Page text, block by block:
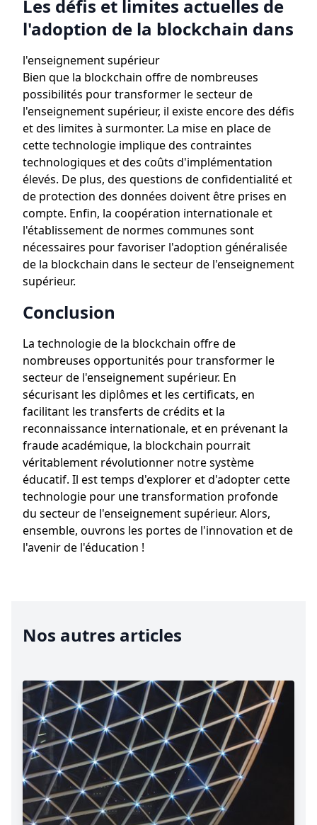
Les défis et limites actuelles de
l'adoption de la blockchain dans
l'enseignement supérieur
Bien que la blockchain offre de nombreuses
possibilités pour transformer le secteur de
l'enseignement supérieur, il existe encore des défis
et des limites à surmonter. La mise en place de
cette technologie implique des contraintes
technologiques et des coûts d'implémentation
élevés. De plus, des questions de confidentialité et
de protection des données doivent être prises en
compte. Enfin, la coopération internationale et
l'établissement de normes communes sont
nécessaires pour favoriser l'adoption généralisée
de la blockchain dans le secteur de l'enseignement
supérieur.
Conclusion
La technologie de la blockchain offre de
nombreuses opportunités pour transformer le
secteur de l'enseignement supérieur. En
sécurisant les diplômes et les certificats, en
facilitant les transferts de crédits et la
reconnaissance internationale, et en prévenant la
fraude académique, la blockchain pourrait
véritablement révolutionner notre système
éducatif. Il est temps d'explorer et d'adopter cette
technologie pour une transformation profonde
du secteur de l'enseignement supérieur. Alors,
ensemble, ouvrons les portes de l'innovation et de
l'avenir de l'éducation !
Nos autres articles